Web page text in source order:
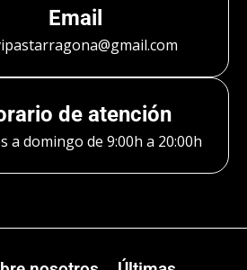
Email
de atención
a domingo de 9:00h a 20:00h